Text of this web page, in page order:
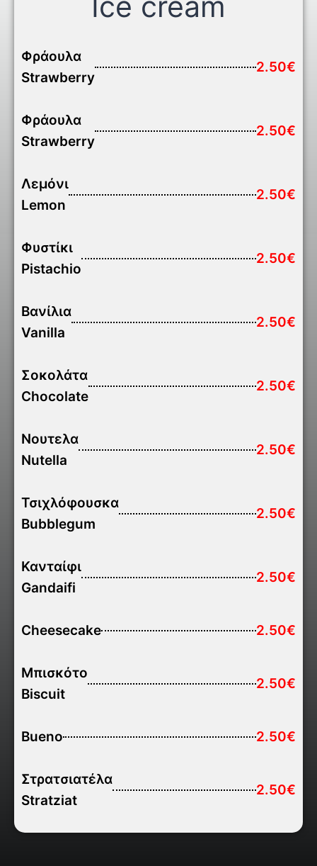
Φράουλα
Strawberry
2.50€
Φράουλα
Strawberry
2.50€
Λεμόνι
Lemon
2.50€
Φυστίκι
Pistachio
2.50€
Βανίλια
Vanilla
2.50€
Σοκολάτα
Chocolate
2.50€
Νουτελα
Nutella
2.50€
Τσιχλόφουσκα
Bubblegum
2.50€
Κανταίφι
Gandaifi
2.50€
Cheesecake 2.50€
Μπισκότο
Biscuit
2.50€
Bueno 2.50€
Στρατσιατέλα
Stratziat
2.50€